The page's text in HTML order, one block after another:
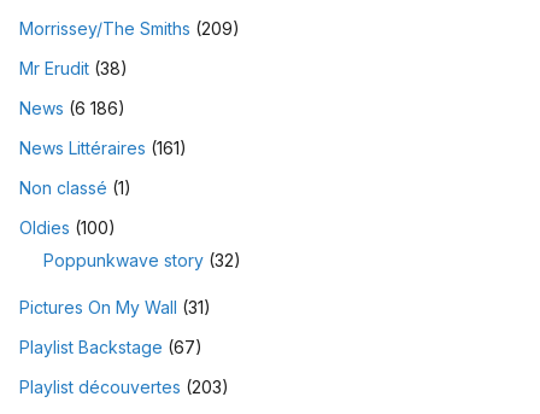
Morrissey/The Smiths (209)
Mr Erudit (38)
News (6 186)
News Littéraires (161)
Non classé (1)
Oldies (100)
Poppunkwave story (32)
Pictures On My Wall (31)
Playlist Backstage (67)
Playlist découvertes (203)